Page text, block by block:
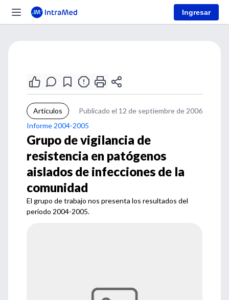
Ingresar
Artículos
Publicado el 12 de septiembre de 2006
Informe 2004-2005
Grupo de vigilancia de
resistencia en patógenos
aislados de infecciones de la
comunidad
El grupo de trabajo nos presenta los resultados del
período 2004-2005.